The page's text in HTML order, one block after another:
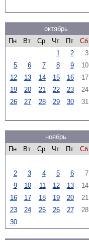
октябрь
Пн
Вт Ср Чт Пт Сб
1
2 3
5
6 7 8 9 10
12
13 14 15 16 17
19
20 21 22 23 24
26
27 28 29 30 31
ноябрь
Пн
Вт Ср Чт Пт Сб
2
3 4 5 6 7
9
10 11 12 13 14
16
17 18 19 20 21
23
24 25 26 27 28
30